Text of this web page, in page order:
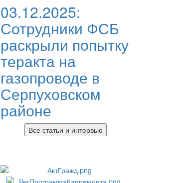
03.12.2025:
Сотрудники ФСБ
раскрыли попытку
теракта на
газопроводе в
Серпуховском
районе
Все статьи и интервью